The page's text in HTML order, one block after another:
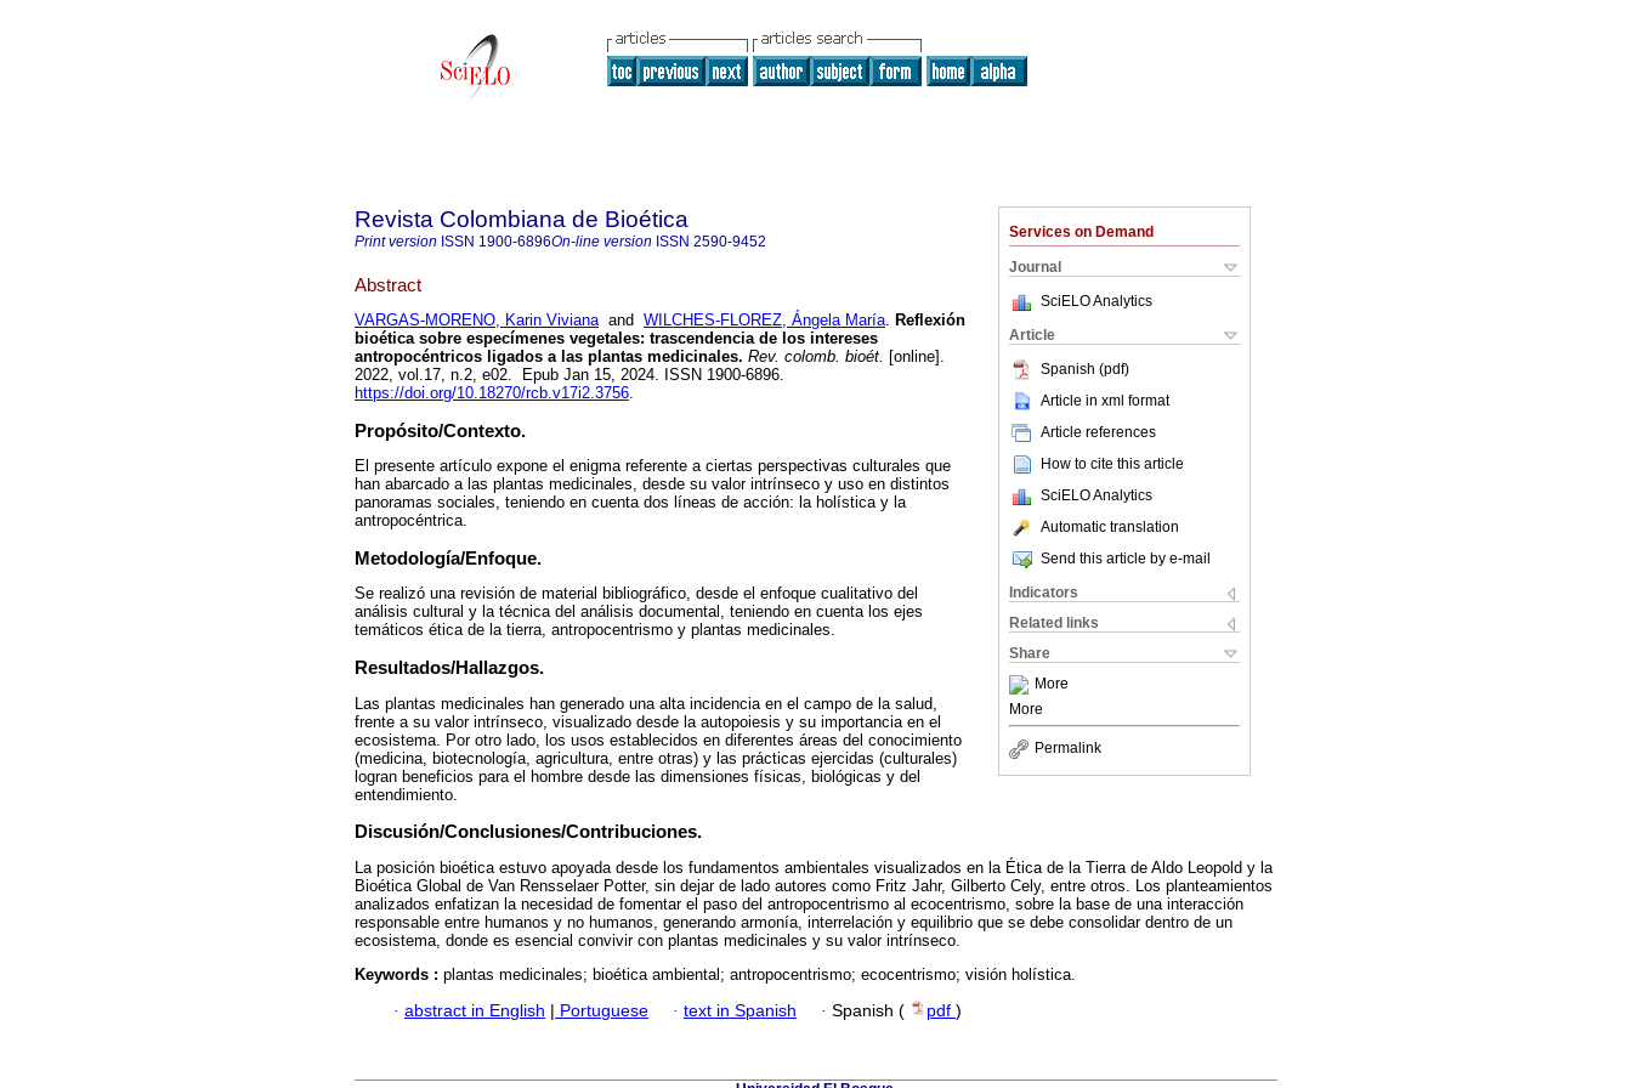
Services on Demand
Journal
SciELO Analytics
Article
Spanish (pdf)
Article in xml format
Article references
How to cite this article
SciELO Analytics
Automatic translation
Send this article by e-mail
Indicators
Related links
Share
More
More
Permalink
Revista Colombiana de Bioética
Print version ISSN 1900-6896On-line version ISSN 2590-9452
Abstract
VARGAS-MORENO, Karin Vivianaand WILCHES-FLOREZ, Ángela María. Reflexión
bioética sobre especímenes vegetales: trascendencia de los intereses
antropocéntricos ligados a las plantas medicinales. Rev. colomb. bioét. [online].
2022, vol.17, n.2, e02. Epub Jan 15, 2024. ISSN 1900-6896.
https://doi.org/10.18270/rcb.v17i2.3756.
Propósito/Contexto.
El presente artículo expone el enigma referente a ciertas perspectivas culturales que
han abarcado a las plantas medicinales, desde su valor intrínseco y uso en distintos
panoramas sociales, teniendo en cuenta dos líneas de acción: la holística y la
antropocéntrica.
Metodología/Enfoque.
Se realizó una revisión de material bibliográfico, desde el enfoque cualitativo del
análisis cultural y la técnica del análisis documental, teniendo en cuenta los ejes
temáticos ética de la tierra, antropocentrismo y plantas medicinales.
Resultados/Hallazgos.
Las plantas medicinales han generado una alta incidencia en el campo de la salud,
frente a su valor intrínseco, visualizado desde la autopoiesis y su importancia en el
ecosistema. Por otro lado, los usos establecidos en diferentes áreas del conocimiento
(medicina, biotecnología, agricultura, entre otras) y las prácticas ejercidas (culturales)
logran beneficios para el hombre desde las dimensiones físicas, biológicas y del
entendimiento.
Discusión/Conclusiones/Contribuciones.
La posición bioética estuvo apoyada desde los fundamentos ambientales visualizados en la Ética de la Tierra de Aldo Leopold y la
Bioética Global de Van Rensselaer Potter, sin dejar de lado autores como Fritz Jahr, Gilberto Cely, entre otros. Los planteamientos
analizados enfatizan la necesidad de fomentar el paso del antropocentrismo al ecocentrismo, sobre la base de una interacción
responsable entre humanos y no humanos, generando armonía, interrelación y equilibrio que se debe consolidar dentro de un
ecosistema, donde es esencial convivir con plantas medicinales y su valor intrínseco.
Keywords : plantas medicinales; bioética ambiental; antropocentrismo; ecocentrismo; visión holística.
· abstract in English Portuguese · text in Spanish · Spanish ( pdf )